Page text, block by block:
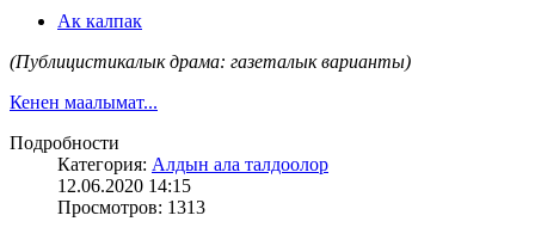
Ак калпак
(Публицистикалык драма: газеталык варианты)
Кенен маалымат...
Подробности
Категория: Алдын ала талдоолор
12.06.2020 14:15
Просмотров: 1313